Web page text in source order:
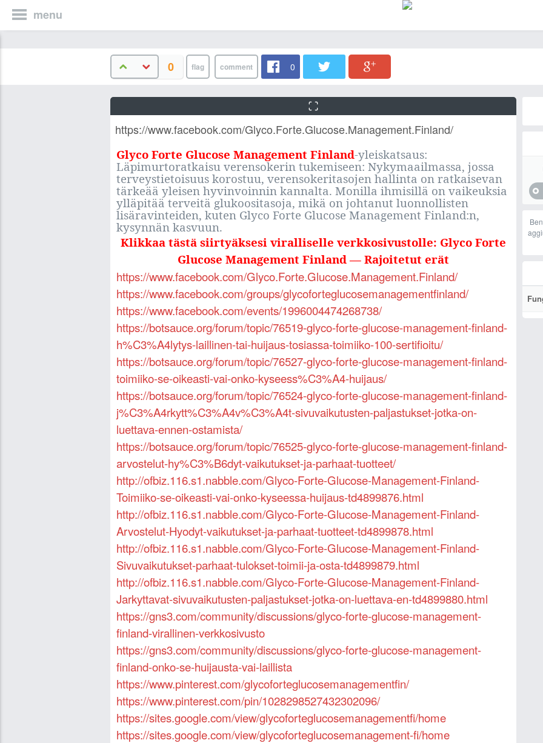
menu
0 0
https://www.facebook.com/Glyco.Forte.Glucose.Management.Finland/
Glyco Forte Glucose Management Finland-yleiskatsaus:
Läpimurtoratkaisu verensokerin tukemiseen: Nykymaailmassa, jossa
terveystietoisuus korostuu, verensokeritasojen hallinta on ratkaisevan
tärkeää yleisen hyvinvoinnin kannalta. Monilla ihmisillä on vaikeuksia
ylläpitää terveitä glukoositasoja, mikä on johtanut luonnollisten
lisäravinteiden, kuten Glyco Forte Glucose Management Finland:n,
kysynnän kasvuun.
Klikkaa tästä siirtyäksesi viralliselle verkkosivustolle: Glyco Forte
Glucose Management Finland — Rajoitetut erät
https://www.facebook.com/Glyco.Forte.Glucose.Management.Finland/
https://www.facebook.com/groups/glycoforteglucosemanagementfinland/
https://www.facebook.com/events/1996004474268738/
https://botsauce.org/forum/topic/76519-glyco-forte-glucose-management-finland-
h%C3%A4lytys-laillinen-tai-huijaus-tosiassa-toimiiko-100-sertifioitu/
https://botsauce.org/forum/topic/76527-glyco-forte-glucose-management-finland-
toimiiko-se-oikeasti-vai-onko-kyseess%C3%A4-huijaus/
https://botsauce.org/forum/topic/76524-glyco-forte-glucose-management-finland-
j%C3%A4rkytt%C3%A4v%C3%A4t-sivuvaikutusten-paljastukset-jotka-on-
luettava-ennen-ostamista/
https://botsauce.org/forum/topic/76525-glyco-forte-glucose-management-finland-
arvostelut-hy%C3%B6dyt-vaikutukset-ja-parhaat-tuotteet/
http://ofbiz.116.s1.nabble.com/Glyco-Forte-Glucose-Management-Finland-
Toimiiko-se-oikeasti-vai-onko-kyseessa-huijaus-td4899876.html
http://ofbiz.116.s1.nabble.com/Glyco-Forte-Glucose-Management-Finland-
Arvostelut-Hyodyt-vaikutukset-ja-parhaat-tuotteet-td4899878.html
http://ofbiz.116.s1.nabble.com/Glyco-Forte-Glucose-Management-Finland-
Sivuvaikutukset-parhaat-tulokset-toimii-ja-osta-td4899879.html
http://ofbiz.116.s1.nabble.com/Glyco-Forte-Glucose-Management-Finland-
Jarkyttavat-sivuvaikutusten-paljastukset-jotka-on-luettava-en-td4899880.html
https://gns3.com/community/discussions/glyco-forte-glucose-management-
finland-virallinen-verkkosivusto
https://gns3.com/community/discussions/glyco-forte-glucose-management-
finland-onko-se-huijausta-vai-laillista
https://www.pinterest.com/glycoforteglucosemanagementfin/
https://www.pinterest.com/pin/1028298527432302096/
https://sites.google.com/view/glycoforteglucosemanagementfi/home
https://sites.google.com/view/glycoforteglucosemanagement-fi/home